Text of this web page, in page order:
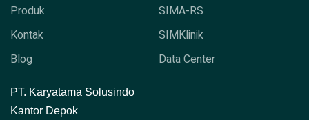
Produk
Kontak
Blog
SIMA-RS
SIMKlinik
Data Center
PT. Karyatama Solusindo
Kantor Depok